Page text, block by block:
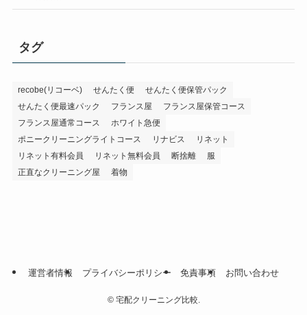
タグ
recobe(リコーベ) せんたく便
せんたく便保管パック
せんたく便最速パック
フランス屋
フランス屋保管コース
フランス屋通常コース
ホワイト急便
ポニークリーニングライトコース
リナビス
リネット
リネット有料会員
リネット無料会員 断捨離
服
正直なクリーニング屋
着物
運営者情報 プライバシーポリシー 免責事項 お問い合わせ
©宅配クリーニング比較.